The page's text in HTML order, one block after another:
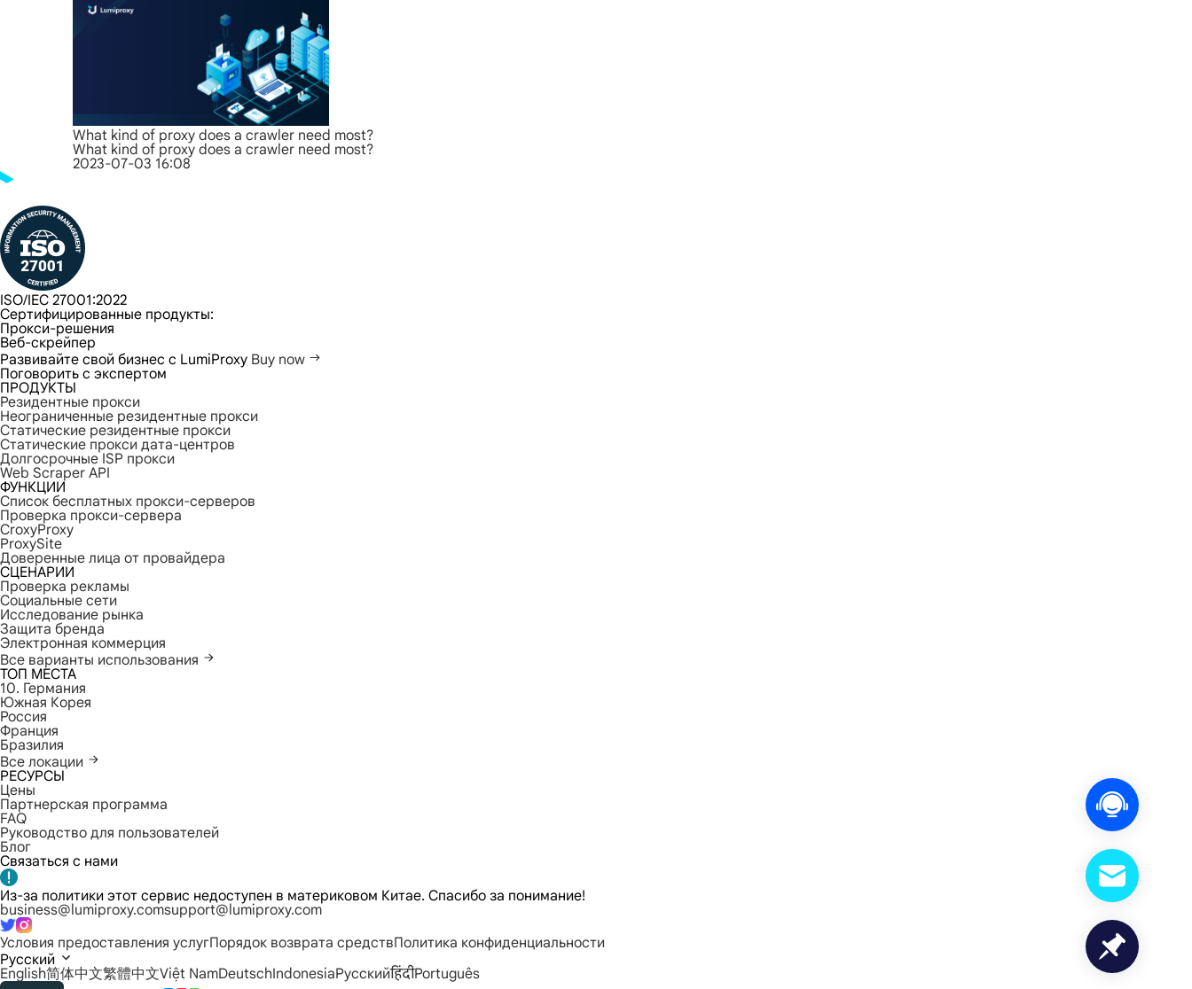
What kind of proxy does a crawler need most?
What kind of proxy does a crawler need most?
2023-07-03 16:08
ISO/IEC 27001:2022
Сертифицированные продукты:
Прокси-решения
Веб-скрейпер
Развивайте свой бизнес с LumiProxy Buy now
Поговорить с экспертом
ПРОДУКТЫ
Резидентные прокси
Неограниченные резидентные прокси
Статические резидентные прокси
Статические прокси дата-центров
Долгосрочные ISP прокси
Web Scraper API
ФУНКЦИИ
Список бесплатных прокси-серверов
Проверка прокси-сервера
CroxyProxy
ProxySite
Доверенные лица от провайдера
СЦЕНАРИИ
Проверка рекламы
Социальные сети
Исследование рынка
Защита бренда
Электронная коммерция
Все варианты использования
ТОП МЕСТА
10. Германия
Южная Корея
Россия
Франция
Бразилия
Все локации
РЕСУРСЫ
Цены
Партнерская программа
FAQ
Руководство для пользователей
Блог
Связаться с нами
Из-за политики этот сервис недоступен в материковом Китае. Спасибо за понимание!
business@lumiproxy.comsupport@lumiproxy.com
Условия предоставления услугПорядок возврата средствПолитика конфиденциальности
Русский
English简体中文繁體中文Việt NamDeutschIndonesiaРусскийहिंदीPortuguês